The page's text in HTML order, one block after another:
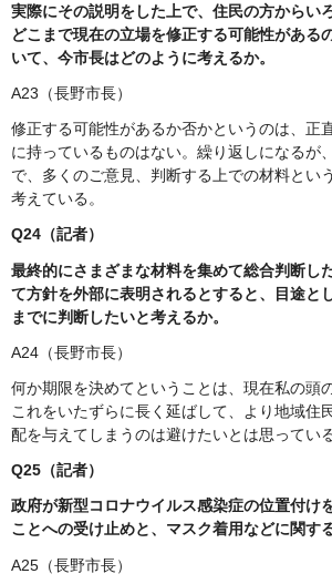
実際にその説明をした上で、住民の方からい
どこまで現在の立場を修正する可能性がある
いて、今市長はどのように考えるか。
A23（長野市長）
修正する可能性があるか否かというのは、正
に持っているものはない。繰り返しになるが
で、多くのご意見、判断する上での材料とい
考えている。
Q24（記者）
最終的にさまざまな材料を集めて総合判断し
て方針を外部に表明されるとすると、目途と
までに判断したいと考えるか。
A24（長野市長）
何か期限を決めてということは、現在私の頭
これをいたずらに長く延ばして、より地域住
配を与えてしまうのは避けたいとは思っている
Q25（記者）
政府が新型コロナウイルス感染症の位置付け
ことへの受け止めと、マスク着用などに関す
A25（長野市長）